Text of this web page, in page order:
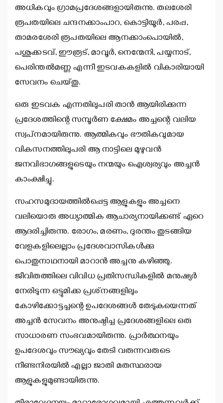
അധികവും ഗ്രാമപ്രദേശങ്ങളായിരുന്നു. തലശേരി
രൂപതയിലെ ചന്ദനക്കാംപാറ, കൊട്ടിയൂര്‍, പരപ്പ,
താമരശേരി രൂപതയിലെ ആനക്കാംപൊയില്‍,
പശുക്കടവ്, ഈരൂട്, മാവൂര്‍, നെന്മേനി, പയ്യനാട്,
പെരിന്തല്‍മണ്ണ എന്നീ ഇടവകകളില്‍ വികാരിയായി
സേവനം ചെയ്തു.
ഒരു ഇടവക എന്നതിലുപരി താന്‍ ആയിരിക്കുന്ന
പ്രദേശത്തിന്റെ സമ്പൂര്‍ണ ക്ഷേമം അച്ചന്റെ വലിയ
സ്വപ്‌നമായിരുന്നു. ആത്മികവും ഭൗതികവുമായ
വികസനത്തിലുപരി ആ നാട്ടിലെ മുഴുവന്‍
ജനവിഭാഗങ്ങളുടെയും നന്മയും ഐശ്വര്യവും അച്ചന്‍
കാംക്ഷിച്ചു.
സഹസമുദായത്തില്‍പ്പെട്ട ആളുകളും അച്ചനെ
വലിയൊരു അധ്യാത്മിക ആചാര്യനായിക്കണ്ട് ഏറെ
ആദരിച്ചിരുന്നു. രോഗം, മരണം, ദുരന്തം തുടങ്ങിയ
വേളകളിലെല്ലാം പ്രദേശവാസികള്‍ക്കു
പൊതുനാഥനായി മാറാന്‍ അച്ചനു കഴിഞ്ഞു.
ജീവിതത്തിലെ വിവിധ പ്രതിസന്ധികളില്‍ മനുഷ്യര്‍
നേരിടുന്ന ഒട്ടുമിക്ക പ്രശ്‌നങ്ങളിലും
കോഴിക്കോട്ടച്ചന്റെ ഉപദേശങ്ങള്‍ തേടുകയെന്നത്
അച്ചന്‍ സേവനം അനുഷ്ഠിച്ച പ്രദേശങ്ങളിലെ ഒരു
സാധാരണ സംഭവമായിരുന്നു. പ്രാര്‍ത്ഥനയും
ഉപദേശവും സൗഖ്യവും തേടി വരുന്നവരുടെ
നീണ്ടനിരയില്‍ എല്ലാ ജാതി മതസ്ഥരായ
ആളുകളുമുണ്ടായിരുന്നു.